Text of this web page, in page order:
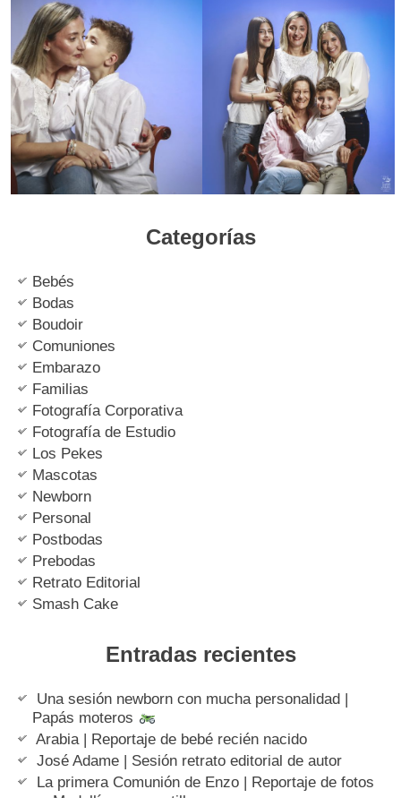
Categorías
Bebés
Bodas
Boudoir
Comuniones
Embarazo
Familias
Fotografía Corporativa
Fotografía de Estudio
Los Pekes
Mascotas
Newborn
Personal
Postbodas
Prebodas
Retrato Editorial
Smash Cake
Entradas recientes
Una sesión newborn con mucha personalidad |
Papás moteros
Arabia | Reportaje de bebé recién nacido
José Adame | Sesión retrato editorial de autor
La primera Comunión de Enzo | Reportaje de fotos